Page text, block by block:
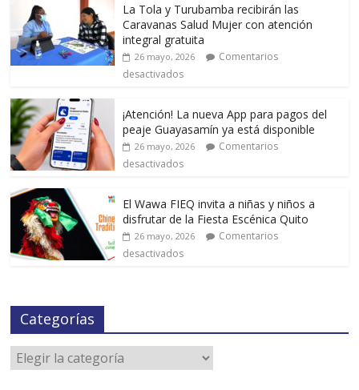
La Tola y Turubamba recibirán las
Caravanas Salud Mujer con atención
integral gratuita
26 mayo, 2026
Comentarios
desactivados
¡Atención! La nueva App para pagos del
peaje Guayasamín ya está disponible
26 mayo, 2026
Comentarios
desactivados
El Wawa FIEQ invita a niñas y niños a
disfrutar de la Fiesta Escénica Quito
26 mayo, 2026
Comentarios
desactivados
Categorías